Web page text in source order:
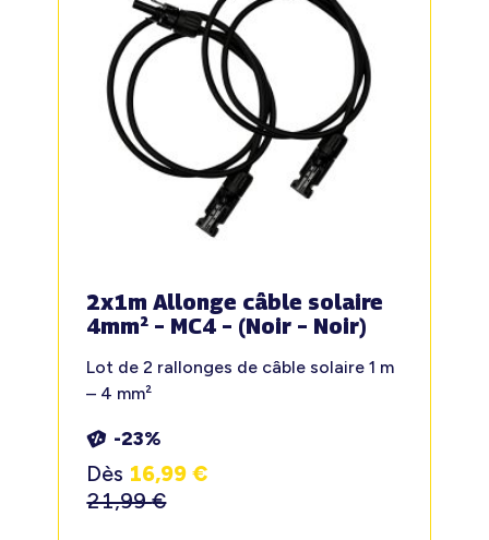
2x1m Allonge câble solaire
4mm² – MC4 – (Noir – Noir)
Lot de 2 rallonges de câble solaire 1 m
– 4 mm²
-23%
Dès 16,99€
21,99€